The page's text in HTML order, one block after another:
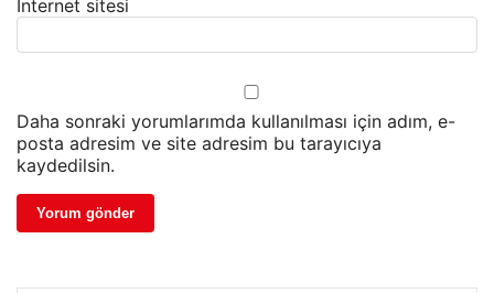
İnternet sitesi
Daha sonraki yorumlarımda kullanılması için adım, e-
posta adresim ve site adresim bu tarayıcıya
kaydedilsin.